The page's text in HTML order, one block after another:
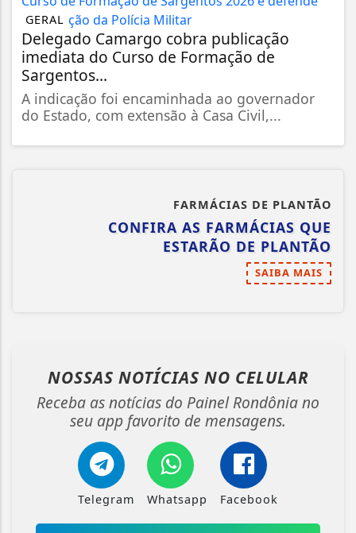
GERAL
Delegado Camargo cobra publicação
imediata do Curso de Formação de
Sargentos...
A indicação foi encaminhada ao governador
do Estado, com extensão à Casa Civil,...
FARMÁCIAS DE PLANTÃO
CONFIRA AS FARMÁCIAS QUE
ESTARÃO DE PLANTÃO
SAIBA MAIS
NOSSAS NOTÍCIAS NO CELULAR
Receba as notícias do Painel Rondônia no
seu app favorito de mensagens.
Telegram Whatsapp Facebook